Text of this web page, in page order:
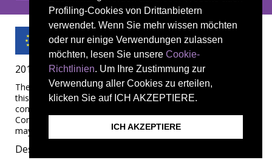
Profiling-Cookies von Drittanbietern
verwendet. Wenn Sie mehr wissen möchten
oder nur einige Verwendungen zulassen
möchten, lesen Sie unsere Cookie-
Richtlinien. Um Ihre Zustimmung zur
Verwendung aller Cookies zu erteilen,
klicken Sie auf ICH AKZEPTIERE.
ICH AKZEPTIERE
2019-1-UK01-KA204-061657
The European Commission's support for the production of
this publication does not constitute an endorsement of the
contents, which reflect the views only of the authors, and the
Commission cannot be held responsible for any use which
may be made of the information contained therein.
Designed by